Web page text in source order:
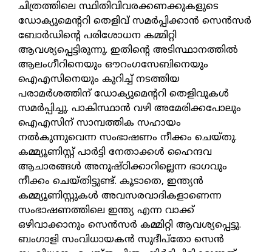
ചിത്രത്തിലെ സ്ഥിതിവിവരക്കണക്കുകളുടെ
ഡോക്യുമെന്ററി തെളിവ് സമര്‍പ്പിക്കാന്‍ സെന്‍സര്‍
ബോര്‍ഡിന്റെ പരിശോധന കമ്മിറ്റി
ആവശ്യപ്പെട്ടിരുന്നു. ഇതിന്റെ അടിസ്ഥാനത്തില്‍
ആലംഗീറിനെയും ഔറംഗസേബിനെയും
ഐഎസിനെയും കുറിച്ച് നടത്തിയ
പരാമര്‍ശത്തിന് ഡോക്യുമെന്ററി തെളിവുകള്‍
സമര്‍പ്പിച്ചു. പാകിസ്ഥാന്‍ വഴി അമേരിക്കപോലും
ഐഎസിന് സാമ്പത്തിക സഹായം
നല്‍കുന്നുവെന്ന സംഭാഷണം നീക്കം ചെയ്തു.
കമ്മ്യൂണിസ്റ്റ് പാര്‍ട്ടി നേതാക്കള്‍ ഹൈന്ദവ
ആചാരങ്ങള്‍ അനുഷ്ഠിക്കാറില്ലെന്ന ഭാഗവും
നീക്കം ചെയ്തിട്ടുണ്ട്. കൂടാതെ, ഇന്ത്യന്‍
കമ്മ്യൂണിസ്റ്റുകള്‍ അവസരവാദികളാണെന്ന
സംഭാഷണത്തിലെ ഇന്ത്യ എന്ന വാക്ക്
ഒഴിവാക്കാനും സെന്‍സര്‍ കമ്മിറ്റി ആവശ്യപ്പെട്ടു.
ബംഗാളി സംവിധായകന്‍ സുദീപ്‌തോ സെന്‍